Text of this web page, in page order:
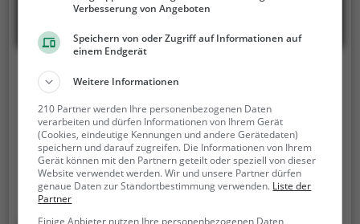
Big Balls Bubble Soccer
Pasmannstraße 1, 20459 Hamburg
Big Balls Bubble Soccer ist eine Anlage für Bubble
Soccer in Hamburg. Beim Bubble Soccer geht es zwar
auch darum, den Ball ins Tor zu schießen, aber
Bubble Soccer ist noch so viel mehr. Eingepackt in
durchsichtige Kunststoffbälle könnt ihr rennen,
Verbesserung von Angeboten
Speichern von oder Zugriff auf Informationen auf
einem Endgerät
Weitere Informationen
210 Partner werden Ihre personenbezogenen Daten
verarbeiten und dürfen Informationen von Ihrem Gerät
(Cookies, eindeutige Kennungen und andere Gerätedaten)
speichern und darauf zugreifen. Die Informationen von Ihrem
Gerät können mit den Partnern geteilt oder speziell von dieser
Website verwendet werden. Wir und unsere Partner dürfen
genaue Daten zur Standortbestimmung verwenden. Liste der
Partner
Einige Anbieter nutzen Ihre personenbezogenen Daten